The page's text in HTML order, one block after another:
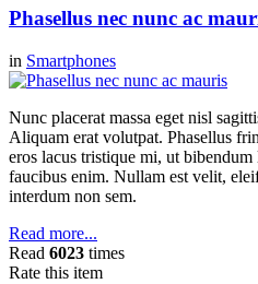
Phasellus nec nunc ac
in Smartphones
Nunc placerat massa eget nisl
Aliquam erat volutpat. Phasellus
eros lacus tristique mi, ut
faucibus enim. Nullam est velit,
interdum non sem.
Read more...
Read 6023 times
Rate this item